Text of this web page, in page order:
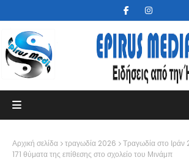
Αρχική σελίδα τραγωδία 2026
Τραγωδία στο Ιράν
171 θύματα της επίθεσης στο σχολείο του Μινάμπ